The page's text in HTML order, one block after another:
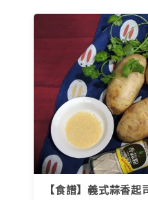
【食譜】義式蒜香